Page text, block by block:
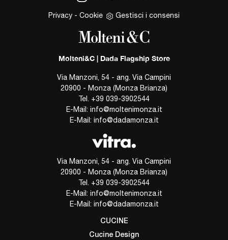
Privacy - Cookie Gestisci i consensi
Molteni&C | Dada Flagship Store
Via Manzoni, 54 - ang. Via Campini
20900 - Monza (Monza Brianza)
Tel. +39 039-3902544
E-Mail: info@moltenimonza.it
E-Mail: info@dadamonza.it
Via Manzoni, 54 - ang. Via Campini
20900 - Monza (Monza Brianza)
Tel. +39 039-3902544
E-Mail: info@moltenimonza.it
E-Mail: info@dadamonza.it
CUCINE
Cucine Design